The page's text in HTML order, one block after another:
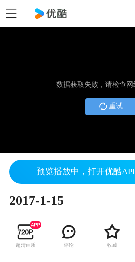
数据获取失败，请检查
重试
预览播放中，打开优酷
2017-1-15
超清画质 评论 收藏